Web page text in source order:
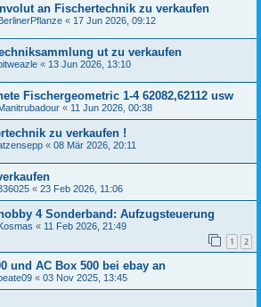
an Fischertechnik zu verkaufen
« 17 Jun 2026, 09:12
ut zu verkaufen
« 13 Jun 2026, 13:10
Fischergeometric 1-4 62082,62112 usw
« 11 Jun 2026, 00:38
zu verkaufen !
« 08 Mär 2026, 20:11
« 23 Feb 2026, 11:06
4 Sonderband: Aufzugsteuerung
« 11 Feb 2026, 21:49
1 2
und AC Box 500 bei ebay an
« 03 Nov 2025, 13:45